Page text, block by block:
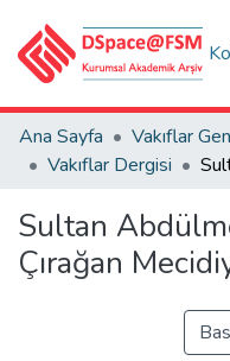
Ana Sayfa
Vakıflar Dergisi
Sultan
Çırağan